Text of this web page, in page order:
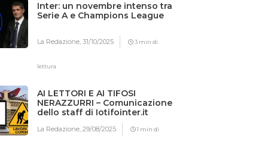
Inter: un novembre intenso tra
Serie A e Champions League
La Redazione,31/10/2025 3 min di
lettura
AI LETTORI E AI TIFOSI
NERAZZURRI – Comunicazione
dello staff di Iotifointer.it
La Redazione,29/08/2025 1 min di